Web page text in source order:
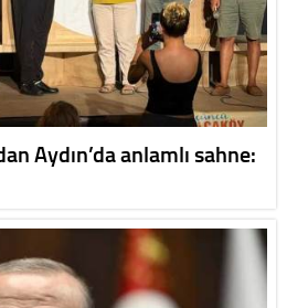
Aydın’da anlamlı sahne: